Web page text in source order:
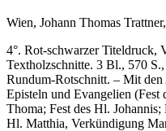
Wien, Johann Thomas
4°. Rot-schwarzer Titeldruck,
Textholzschnitte. 3 Bl., 570
Rundum-Rotschnitt. – Mit den
Episteln und Evangelien (Fest
Thoma; Fest des Hl.
Hl. Matthia, Verkündigung